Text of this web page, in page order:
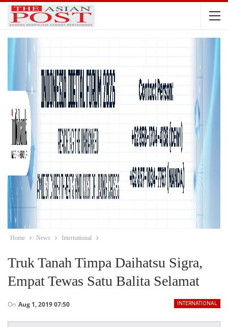
Home News International
Truk Tanah Timpa Daihatsu Sigra,
Empat Tewas Satu Balita Selamat
INTERNATIONAL
On Aug 1, 2019 07:50